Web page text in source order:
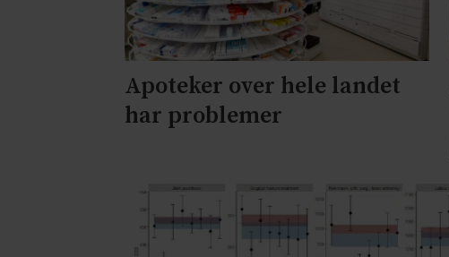
Apoteker over hele landet
har problemer